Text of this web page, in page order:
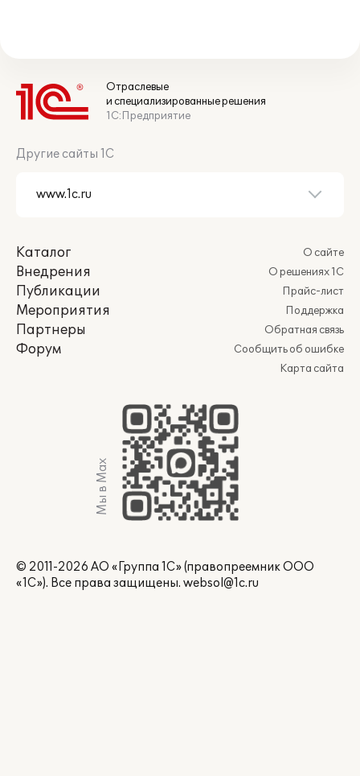
Отраслевые
и специализированные решения
1С:Предприятие
Другие сайты 1С
Каталог
Внедрения
Публикации
Мероприятия
Партнеры
Форум
О сайте
О решениях 1С
Прайс-лист
Поддержка
Обратная связь
Сообщить об ошибке
Карта сайта
Мы в Max
© 2011-2026 АО «Группа 1С» (правопреемник ООО
«1С»). Все права защищены. websol@1c.ru